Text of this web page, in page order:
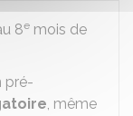
8e mois de
pré-
, même